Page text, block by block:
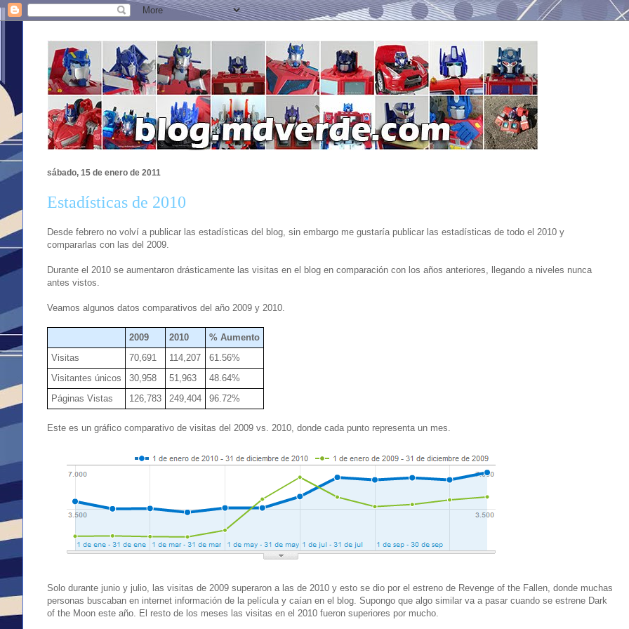
sábado, 15 de enero de 2011
Estadísticas de 2010
Desde febrero no volví a publicar las estadísticas del blog, sin embargo me gustaría publicar las estadísticas de todo el 2010 y
compararlas con las del 2009.
Durante el 2010 se aumentaron drásticamente las visitas en el blog en comparación con los años anteriores, llegando a niveles nunca
antes vistos.
Veamos algunos datos comparativos del año 2009 y 2010.
2009 2010
% Aumento
Visitas
70,691 114,207
61.56%
Visitantes únicos
30,958 51,963
48.64%
Páginas Vistas
126,783 249,404 96.72%
Este es un gráfico comparativo de visitas del 2009 vs. 2010, donde cada punto representa un mes.
Solo durante junio y julio, las visitas de 2009 superaron a las de 2010 y esto se dio por el estreno de Revenge of the Fallen, donde muchas
personas buscaban en internet información de la película y caían en el blog. Supongo que algo similar va a pasar cuando se estrene Dark
of the Moon este año. El resto de los meses las visitas en el 2010 fueron superiores por mucho.